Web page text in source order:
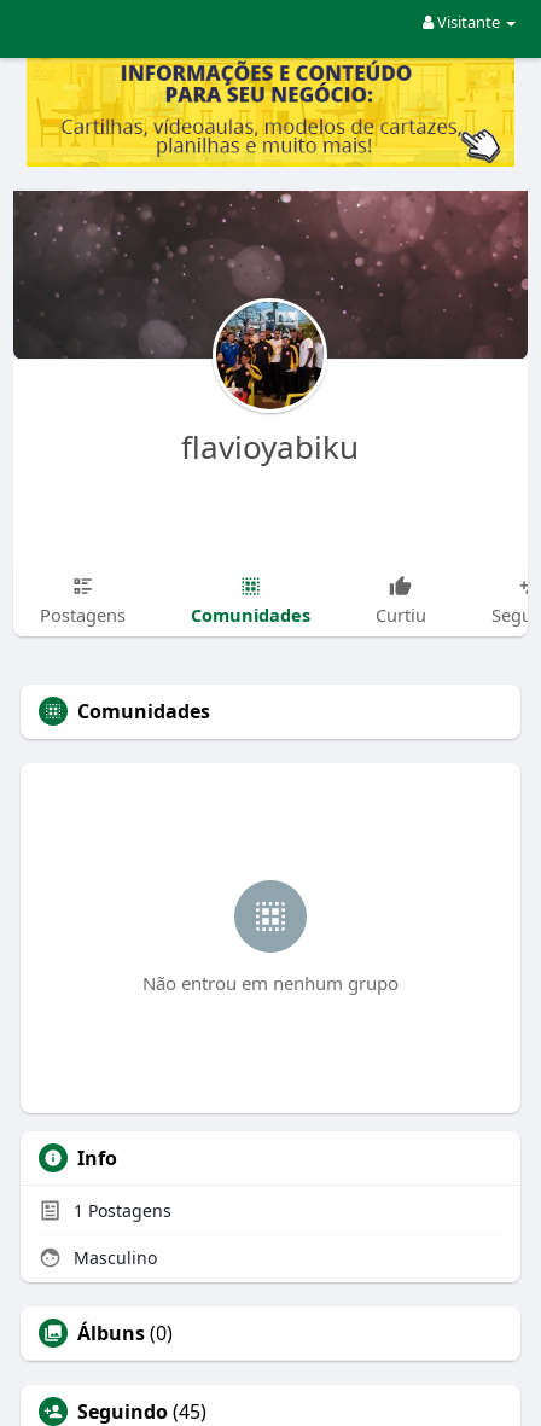
Visitante
flavioyabiku
Postagens Comunidades Curtiu
Comunidades
Não entrou em nenhum grupo
Info
1 Postagens
Masculino
Álbuns(0)
Seguindo(45)